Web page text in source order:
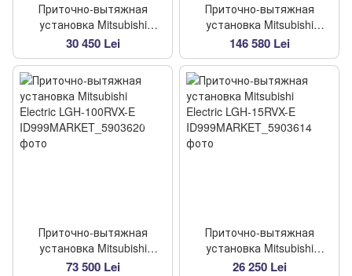
Приточно-вытяжная
установка Mitsubishi
Electric LGH-25RVX-E
30 450 Lei
Приточно-вытяжная
установка Mitsubishi
Electric LGH-200RVX-E
146 580 Lei
Приточно-вытяжная
установка Mitsubishi
Electric LGH-100RVX-E
73 500 Lei
Приточно-вытяжная
установка Mitsubishi
Electric LGH-15RVX-E
26 250 Lei